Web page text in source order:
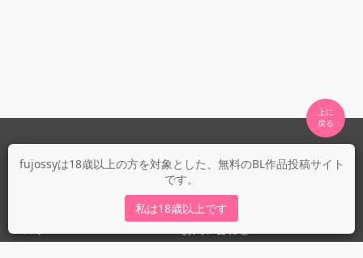
fujossyは18歳以上の方を対象とした、無料のBL作品投稿サイト
です。
私は18歳以上です
上に
fujossyについて
fujossy運営ブログ